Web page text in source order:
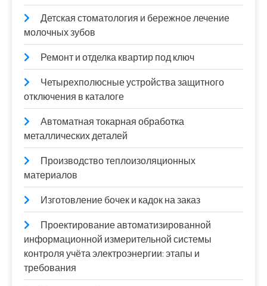
Детская стоматология и бережное лечение
молочных зубов
Ремонт и отделка квартир под ключ
Четырехполюсные устройства защитного
отключения в каталоге
Автоматная токарная обработка
металлических деталей
Производство теплоизоляционных
материалов
Изготовление бочек и кадок на заказ
Проектирование автоматизированной
информационной измерительной системы
контроля учёта электроэнергии: этапы и
требования